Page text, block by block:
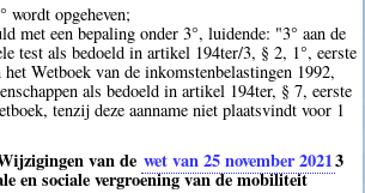
wordt opgeheven;
met een bepaling onder 3°, luidende: "3° aan de
test als bedoeld in artikel 194ter/3, § 2, 1°, eerste
Wetboek van de inkomstenbelastingen 1992,
als bedoeld in artikel 194ter, § 7, eerste
tenzij deze aanname niet plaatsvindt voor 1
van de wet van 25 november 20213
en sociale vergroening van de mobiliteit